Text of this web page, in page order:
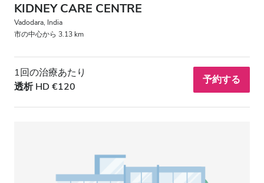
GHIC
施設
軽食
KIDNEY CARE CENTRE
Vadodara, India
市の中心から 3.13 km
1回の治療あたり
透析 HD €120
予約する